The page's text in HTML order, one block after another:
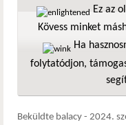
Ez az
Kövess minket
Ha
folytatódjon,
Beküldte balacy - 2024.